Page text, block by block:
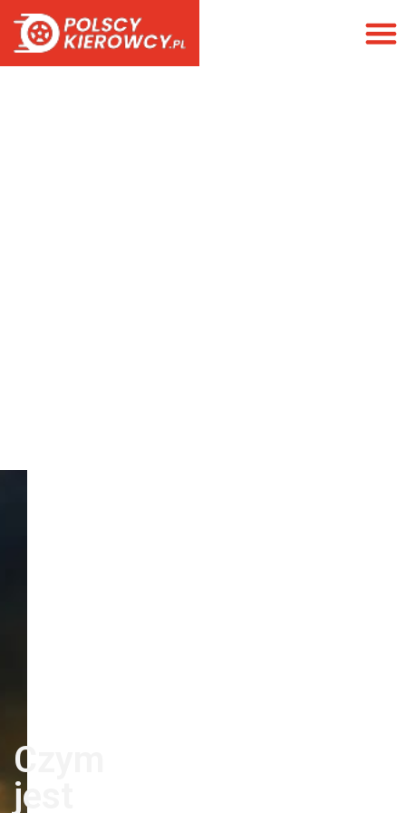
Czym
jest